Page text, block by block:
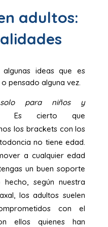
adultos:
ideas que es
pensado alguna vez.
para niños y
Es cierto que
los brackets con los
no tiene edad.
a cualquier edad
un buen soporte
según nuestra
los adultos suelen
con el
ellos quienes han